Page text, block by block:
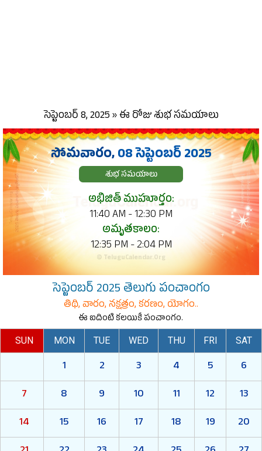
సెప్టెంబర్ 8, 2025 » ఈ రోజు శుభ సమయాలు
సోమవారం,08 సెప్టెంబర్ 2025
శుభ సమయాలు
అభిజిత్ ముహూర్తం:
11:40 AM - 12:30 PM
అమృతకాలం:
12:35 PM - 2:04 PM
© TeluguCalendar.Org
సెప్టెంబర్ 2025 తెలుగు పంచాంగం
తిథి, వారం, నక్షత్రం, కరణం, యోగం..
ఈ ఐదింటి కలయికే పంచాంగం.
SUN MON TUE WED THU FRI SAT
1 2 3 4 5
6
7
8 9 10 11 12
13
14
15 16 17 18 19
20